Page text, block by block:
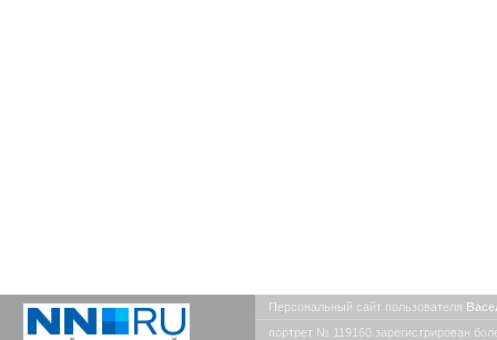
Персональный сайт пользователя
портрет № 119160 зарегистрирован